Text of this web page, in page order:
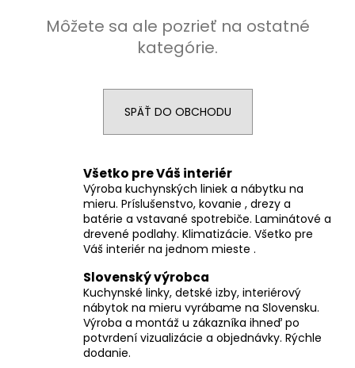
Môžete sa ale pozrieť na ostatné
kategórie.
SPÄŤ DO OBCHODU
Všetko pre Váš interiér
Výroba kuchynských liniek a nábytku na
mieru. Príslušenstvo, kovanie , drezy a
batérie a vstavané spotrebiče. Laminátové a
drevené podlahy. Klimatizácie. Všetko pre
Váš interiér na jednom mieste .
Slovenský výrobca
Kuchynské linky, detské izby, interiérový
nábytok na mieru vyrábame na Slovensku.
Výroba a montáž u zákazníka ihneď po
potvrdení vizualizácie a objednávky. Rýchle
dodanie.
HĽADAŤ